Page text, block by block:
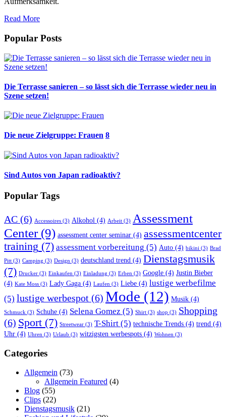
Read More
Popular Posts
Die Terrasse sanieren – so lässt sich die Terrasse wieder neu in
Szene setzen!
Die neue Zielgruppe: Frauen 8
Sind Autos von Japan radioaktiv?
Popular Tags
AC (6) Accessoires (3) Alkohol (4) Arbeit (3) Assessment
Center(9) assessment center seminar (4) assessmentcenter
training (7) assessment vorbereitung (5) Auto (4) bikini (3) Brad
Pitt (3) Camping (3) Design (3) deutschland trend (4) Dienstagsmusik
(7) Drucker (3) Einkaufen (3) Einladung (3) Erben (3) Google (4) Justin Bieber
(4) Kate Moss (3) Lady Gaga (4) Laufen (3) Liebe (4) lustige werbefilme
(5) lustige werbespot (6) Mode (12) Musik (4)
Schmuck (3) Schuhe (4) Selena Gomez (5) Shirt (3) shop (3) Shopping
(6) Sport (7) Streetwear (3) T-Shirt (5) technische Trends (4) trend (4)
Uhr (4) Uhren (3) Urlaub (3) witzigsten werbespots (4) Wohnen (3)
Categories
Allgemein (73)
Allgemein Featured (4)
Blog (55)
Clips (22)
Dienstagsmusik (21)